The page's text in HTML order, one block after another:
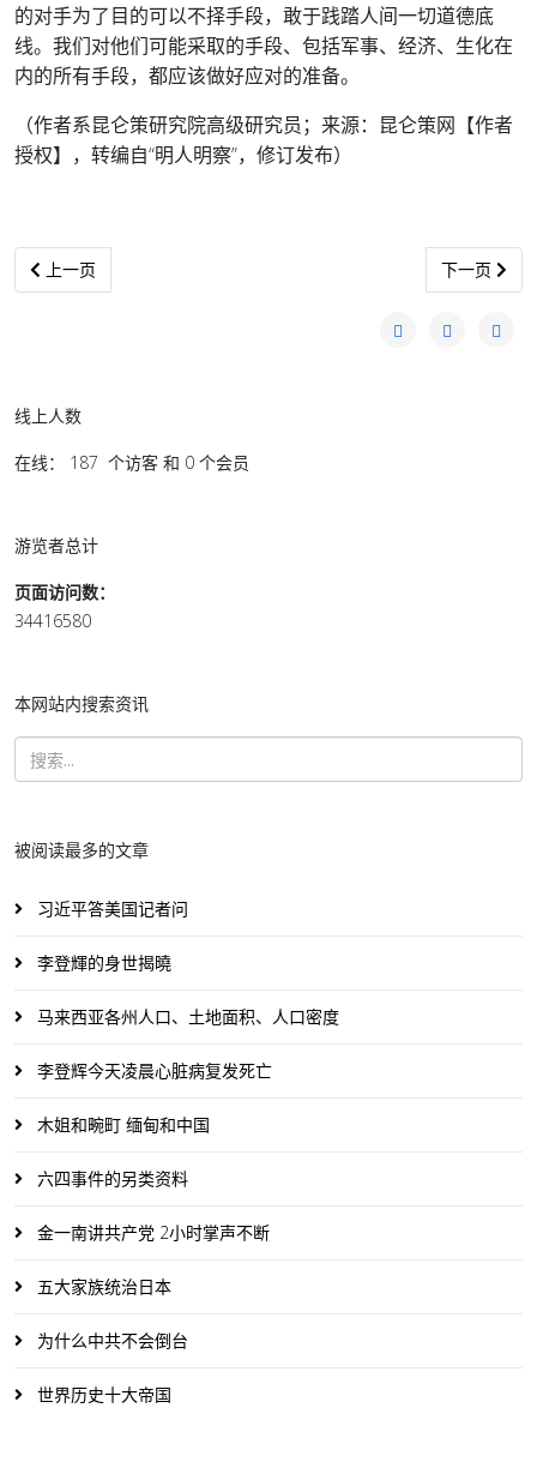
的对手为了目的可以不择手段，敢于践踏人间一切道德底
线。我们对他们可能采取的手段、包括军事、经济、生化在
内的所有手段，都应该做好应对的准备。
（作者系昆仑策研究院高级研究员；来源：昆仑策网【作者
授权】，转编自“明人明察”，修订发布）
上一篇文章: 美媒：美国在亚洲不再拥有主导地位
上一页 下一篇文章:
下一页
线上人数
在线： 187 个访客 和 0 个会员
游览者总计
页面访问数：
34416580
本网站内搜索资讯
被阅读最多的文章
习近平答美国记者问
李登輝的身世揭曉
马来西亚各州人口、土地面积、人口密度
李登辉今天凌晨心脏病复发死亡
木姐和畹町 缅甸和中国
六四事件的另类资料
金一南讲共产党 2小时掌声不断
五大家族统治日本
为什么中共不会倒台
世界历史十大帝国